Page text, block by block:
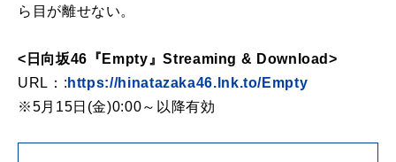
ら目が離せない。
<日向坂46『Empty』Streaming & Download>
URL：: https://hinatazaka46.lnk.to/Empty
※5月15日(金)0:00～以降有効